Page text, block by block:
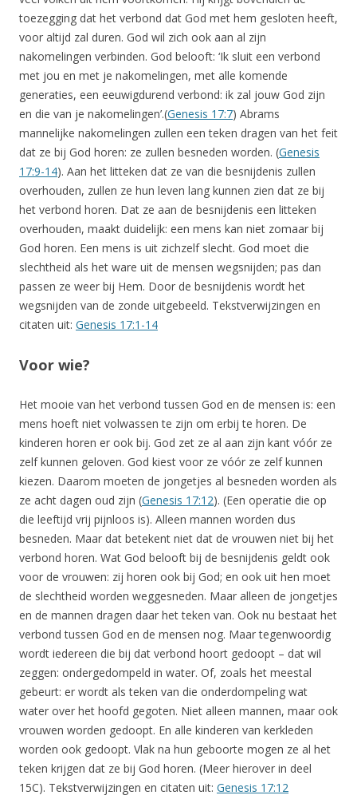
toezegging dat het verbond dat God met hem gesloten heeft,
voor altijd zal duren. God wil zich ook aan al zijn
nakomelingen verbinden. God belooft: ‘Ik sluit een verbond
met jou en met je nakomelingen, met alle komende
generaties, een eeuwigdurend verbond: ik zal jouw God zijn
en die van je nakomelingen’.(Genesis 17:7) Abrams
mannelijke nakomelingen zullen een teken dragen van het feit
dat ze bij God horen: ze zullen besneden worden. (Genesis
17:9-14). Aan het litteken dat ze van die besnijdenis zullen
overhouden, zullen ze hun leven lang kunnen zien dat ze bij
het verbond horen. Dat ze aan de besnijdenis een litteken
overhouden, maakt duidelijk: een mens kan niet zomaar bij
God horen. Een mens is uit zichzelf slecht. God moet die
slechtheid als het ware uit de mensen wegsnijden; pas dan
passen ze weer bij Hem. Door de besnijdenis wordt het
wegsnijden van de zonde uitgebeeld. Tekstverwijzingen en
citaten uit: Genesis 17:1-14
Voor wie?
Het mooie van het verbond tussen God en de mensen is: een
mens hoeft niet volwassen te zijn om erbij te horen. De
kinderen horen er ook bij. God zet ze al aan zijn kant vóór ze
zelf kunnen geloven. God kiest voor ze vóór ze zelf kunnen
kiezen. Daarom moeten de jongetjes al besneden worden als
ze acht dagen oud zijn (Genesis 17:12). (Een operatie die op
die leeftijd vrij pijnloos is). Alleen mannen worden dus
besneden. Maar dat betekent niet dat de vrouwen niet bij het
verbond horen. Wat God belooft bij de besnijdenis geldt ook
voor de vrouwen: zij horen ook bij God; en ook uit hen moet
de slechtheid worden weggesneden. Maar alleen de jongetjes
en de mannen dragen daar het teken van. Ook nu bestaat het
verbond tussen God en de mensen nog. Maar tegenwoordig
wordt iedereen die bij dat verbond hoort gedoopt – dat wil
zeggen: ondergedompeld in water. Of, zoals het meestal
gebeurt: er wordt als teken van die onderdompeling wat
water over het hoofd gegoten. Niet alleen mannen, maar ook
vrouwen worden gedoopt. En alle kinderen van kerkleden
worden ook gedoopt. Vlak na hun geboorte mogen ze al het
teken krijgen dat ze bij God horen. (Meer hierover in deel
15C). Tekstverwijzingen en citaten uit: Genesis 17:12